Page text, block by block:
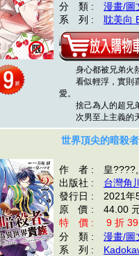
分 類 : 漫畫/圖
系 列 : 耽美向
身心都被兄弟火
看似輕浮，實則喜
愛。
捨己為人的超兄弟
次男至上主義的
世界頂尖的暗殺
作 者 : 皇????,
出版社 : 台灣角
發行日 : 2021年
原 價 : 44.00
特 價 : 9 折
分 類 : 漫畫/圖
系 列 :